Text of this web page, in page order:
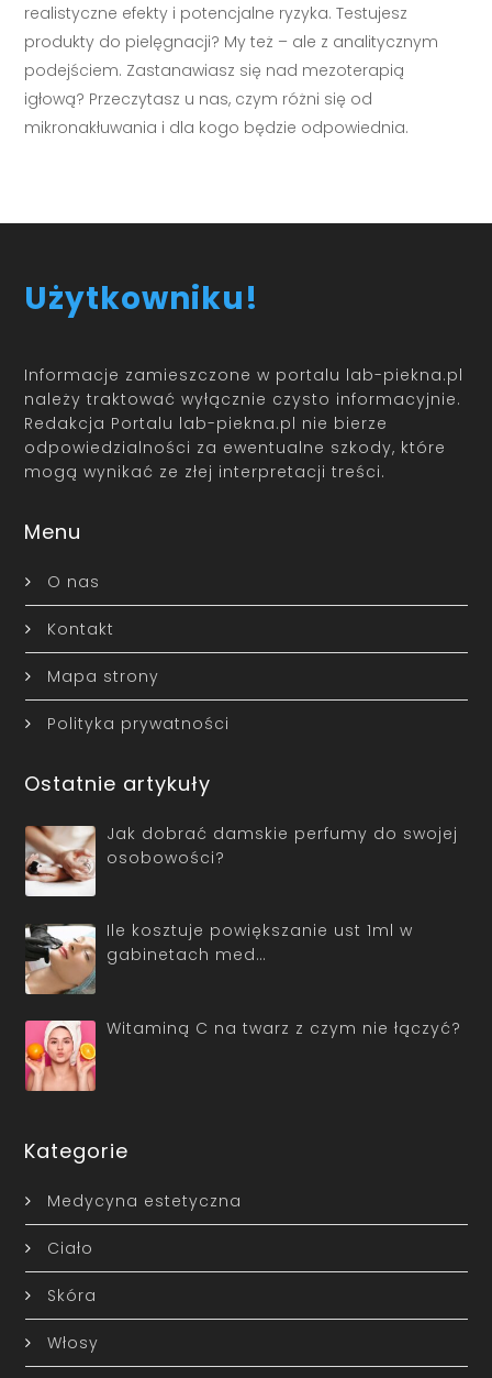
realistyczne efekty i potencjalne ryzyka. Testujesz
produkty do pielęgnacji? My też – ale z analitycznym
podejściem. Zastanawiasz się nad mezoterapią
igłową? Przeczytasz u nas, czym różni się od
mikronakłuwania i dla kogo będzie odpowiednia.
Użytkowniku!
Informacje zamieszczone w portalu lab-piekna.pl
należy traktować wyłącznie czysto informacyjnie.
Redakcja Portalu lab-piekna.pl nie bierze
odpowiedzialności za ewentualne szkody, które
mogą wynikać ze złej interpretacji treści.
Menu
O nas
Kontakt
Mapa strony
Polityka prywatności
Ostatnie artykuły
Jak dobrać damskie perfumy do swojej
osobowości?
Ile kosztuje powiększanie ust 1ml w
gabinetach med…
Witaminą C na twarz z czym nie łączyć?
Kategorie
Medycyna estetyczna
Ciało
Skóra
Włosy